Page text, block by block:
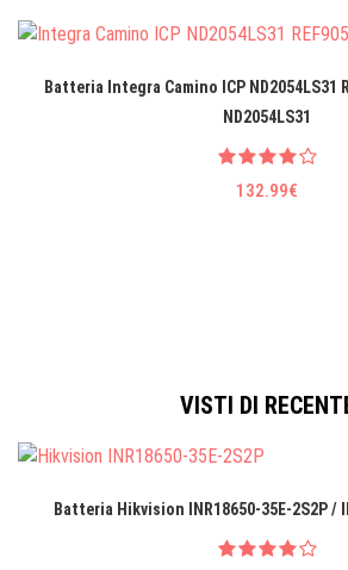
Batteria Integra Camino ICP ND2054LS31
ND2054LS31
132.99€
VISTI DI
Batteria Hikvision INR18650-35E-2S2P /